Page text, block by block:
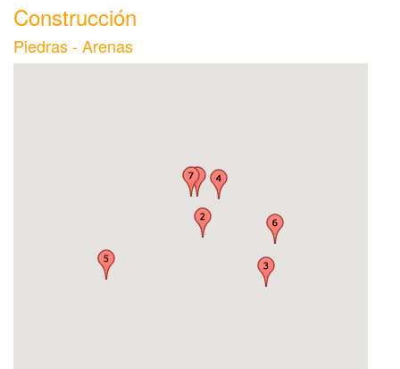
Construcción
Piedras - Arenas